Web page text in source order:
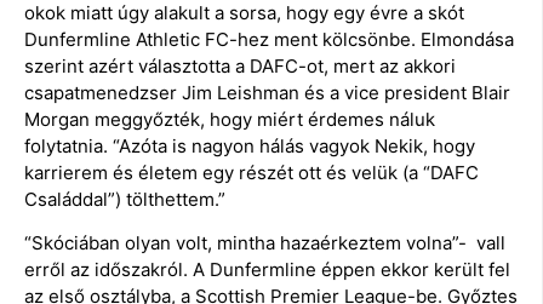
okok miatt úgy alakult a sorsa, hogy egy évre a skót
Dunfermline Athletic FC-hez ment kölcsönbe. Elmondása
szerint azért választotta a DAFC-ot, mert az akkori
csapatmenedzser Jim Leishman és a vice president Blair
Morgan meggyőzték, hogy miért érdemes náluk
folytatnia. “Azóta is nagyon hálás vagyok Nekik, hogy
karrierem és életem egy részét ott és velük (a “DAFC
Családdal”) tölthettem.”
“Skóciában olyan volt, mintha hazaérkeztem volna”- vall
erről az időszakról. A Dunfermline éppen ekkor került fel
az első osztályba, a Scottish Premier League-be. Győztes